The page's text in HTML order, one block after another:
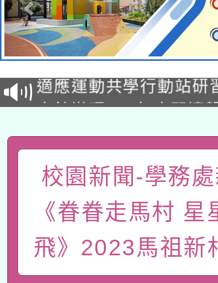
本校115學年度第2次
招甄選結果公告(無人
招)
適應運動共學行動站研
本館辦理115年度閱讀
礎課程
A3數位素養講師名單
「數位內容與教學軟
pilot」
有關大陸委員會函釋公
薪期間赴陸應申請許可
轉知經濟部水利署委託
業技術研究院辦理「
用水績優單位及節水達
115年8月22日(星期六
桃園市孔廟祈福系列
2026年桃園地景藝術
校園新聞-學務
《眷眷走馬村 星
飛》2023馬祖新